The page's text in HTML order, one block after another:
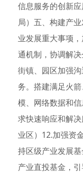
信息服务的创新
局）五、构建产
业发展重大事项
通机制，协调解
街镇、园区加强
务。搭建满足火
模、网络数据和
求快速响应和解
业区）12.加强资
持区级产业发展
产业直投基金，